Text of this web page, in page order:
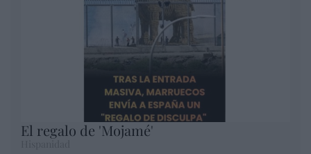
El regalo de 'Mojamé'